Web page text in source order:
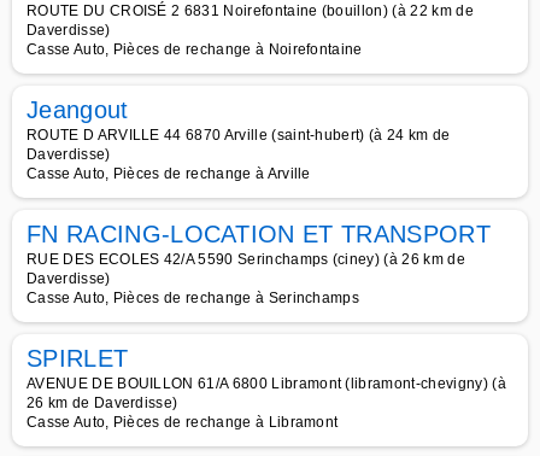
ROUTE DU CROISÉ 2 6831 Noirefontaine (bouillon) (à 22 km de
Daverdisse)
Casse Auto, Pièces de rechange à Noirefontaine
Jeangout
ROUTE D ARVILLE 44 6870 Arville (saint-hubert) (à 24 km de
Daverdisse)
Casse Auto, Pièces de rechange à Arville
FN RACING-LOCATION ET TRANSPORT
RUE DES ECOLES 42/A 5590 Serinchamps (ciney) (à 26 km de
Daverdisse)
Casse Auto, Pièces de rechange à Serinchamps
SPIRLET
AVENUE DE BOUILLON 61/A 6800 Libramont (libramont-chevigny) (à
26 km de Daverdisse)
Casse Auto, Pièces de rechange à Libramont